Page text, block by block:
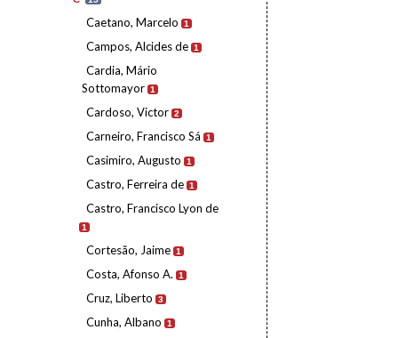
Caetano, Marcelo 1
Campos, Alcides de 1
Cardia, Mário
Sottomayor 1
Cardoso, Victor 2
Carneiro, Francisco Sá 1
Casimiro, Augusto 1
Castro, Ferreira de 1
Castro, Francisco Lyon de
1
Cortesão, Jaime 1
Costa, Afonso A. 1
Cruz, Liberto 3
Cunha, Albano 1